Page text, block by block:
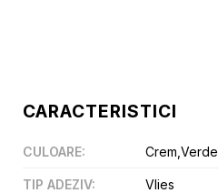
CARACTERISTICI
CULOARE: Crem,Verde
TIP ADEZIV: Vlies